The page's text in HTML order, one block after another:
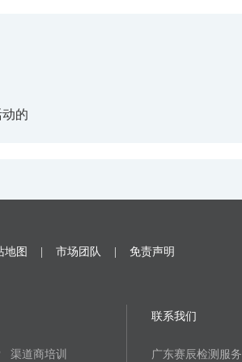
的
地图 市场团队 免责声明
渠道商培训
联系我们
广东赛辰检测服